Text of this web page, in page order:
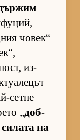
чо­век“
из­
сетне
„доб­
на